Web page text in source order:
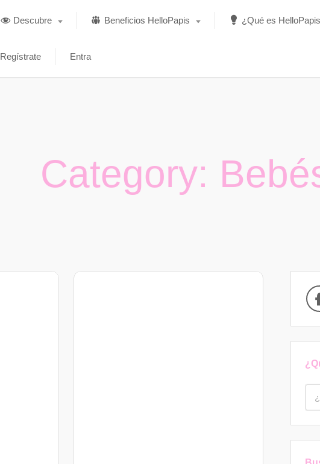
Descubre Beneficios HelloPapis
¿Eres una empresa?
¿Qué es
¿Quién está detrás
de HelloPapis?
Regístrate Entra
Category: